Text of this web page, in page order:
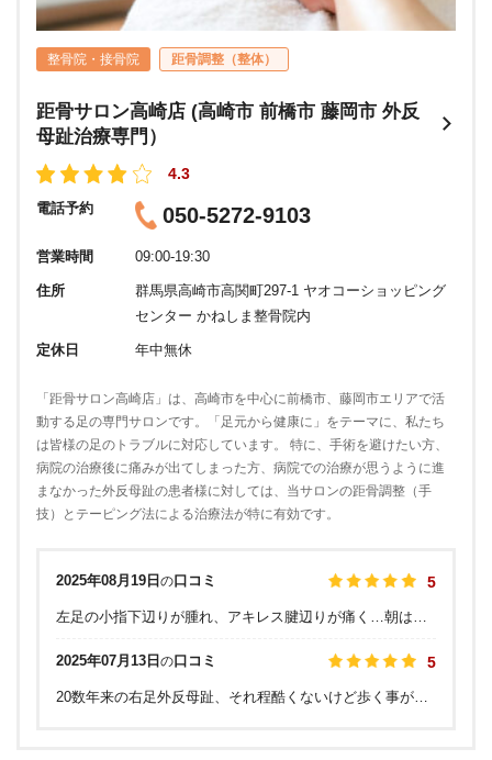
整骨院・接骨院 距骨調整（整体）
距骨サロン高崎店 (高崎市 前橋市 藤岡市 外反
母趾治療専門）
4.3
電話予約 050-5272-9103
営業時間 09:00-19:30
住所
群馬県高崎市高関町297-1 ヤオコーショッピング
センター かねしま整骨院内
定休日 年中無休
「距骨サロン高崎店」は、高崎市を中心に前橋市、藤岡市エリアで活
動する足の専門サロンです。「足元から健康に」をテーマに、私たち
は皆様の足のトラブルに対応しています。 特に、手術を避けたい方、
病院の治療後に痛みが出てしまった方、病院での治療が思うように進
まなかった外反母趾の患者様に対しては、当サロンの距骨調整（手
技）とテーピング法による治療法が特に有効です。
2025年08月19日 の口コミ 5
2025年07月13日 の口コミ 5